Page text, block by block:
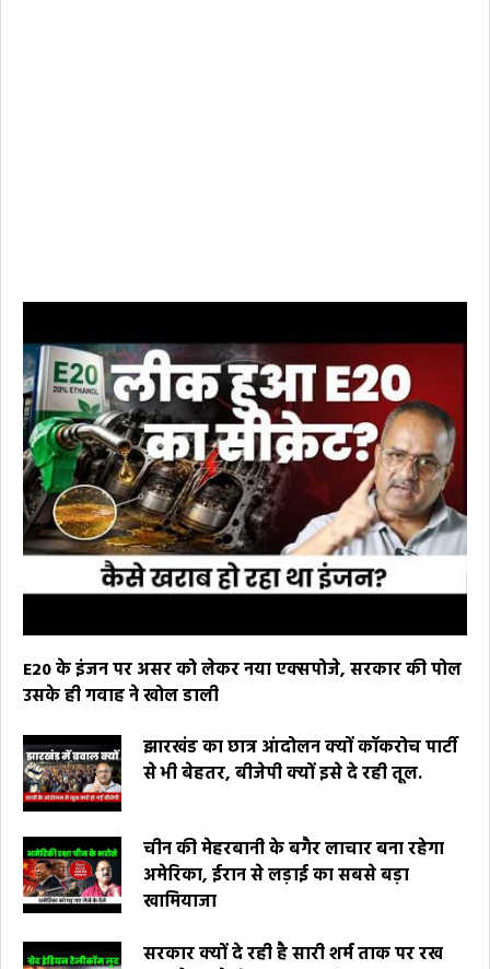
E20 के इंजन पर असर को लेकर नया एक्सपोजे, सरकार की पोल
उसके ही गवाह ने खोल डाली
झारखंड का छात्र आंदोलन क्यों कॉकरोच पार्टी
से भी बेहतर, बीजेपी क्यों इसे दे रही तूल.
चीन की मेहरबानी के बगैर लाचार बना रहेगा
अमेरिका, ईरान से लड़ाई का सबसे बड़ा
खामियाजा
सरकार क्यों दे रही है सारी शर्म ताक पर रख